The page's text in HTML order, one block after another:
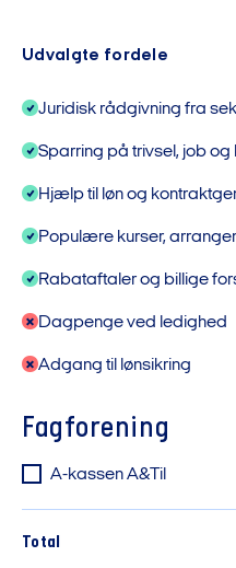
Udvalgte fordele
Juridisk rådgivning fra
Sparring på trivsel, job og
Hjælp til løn og
Populære kurser,
Rabataftaler og billige
Dagpenge ved ledighed
Adgang til lønsikring
Fagforening
A-kassen A&Til
Total